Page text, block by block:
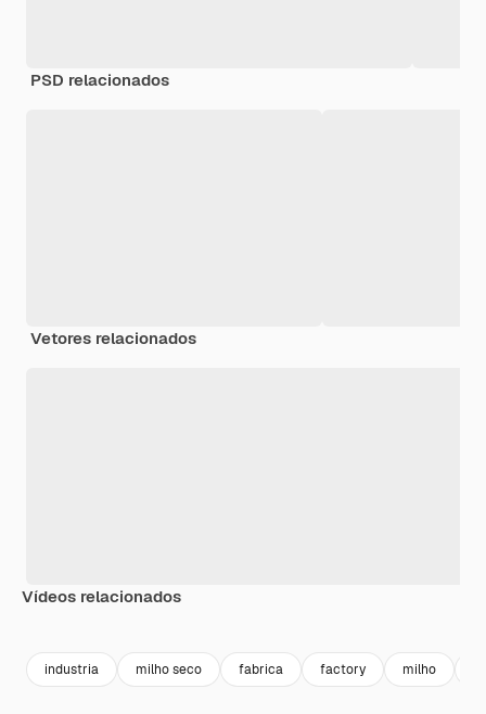
PSD relacionados
Vetores relacionados
Vídeos relacionados
industria milho seco fabrica factory milho